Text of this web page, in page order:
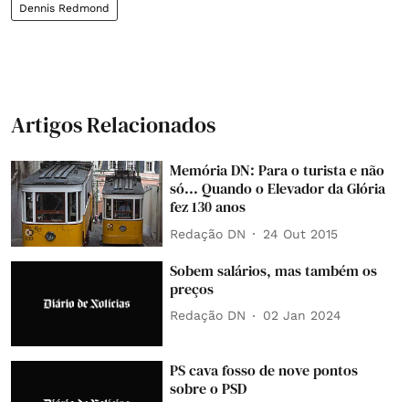
Dennis Redmond
Artigos Relacionados
Memória DN: Para o turista e não
só... Quando o Elevador da Glória
fez 130 anos
Redação DN 24 Out 2015
Sobem salários, mas também os
preços
Redação DN 02 Jan 2024
PS cava fosso de nove pontos
sobre o PSD